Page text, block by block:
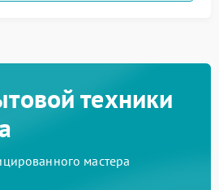
техники
мастера